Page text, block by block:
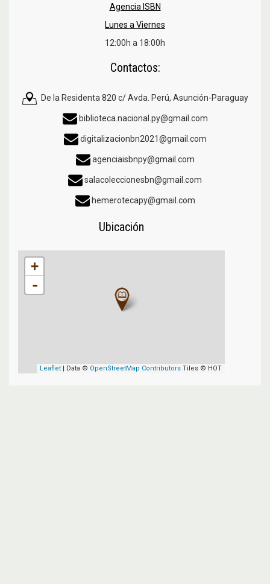
Agencia ISBN
Lunes a Viernes
12:00h a 18:00h
Contactos:
De la Residenta 820 c/ Avda. Perú, Asunción-Paraguay
biblioteca.nacional.py@gmail.com
digitalizacionbn2021@gmail.com
agenciaisbnpy@gmail.com
salacoleccionesbn@gmail.com
hemerotecapy@gmail.com
Ubicación
+
-
Leaflet | Data © OpenStreetMap Contributors Tiles © HOT